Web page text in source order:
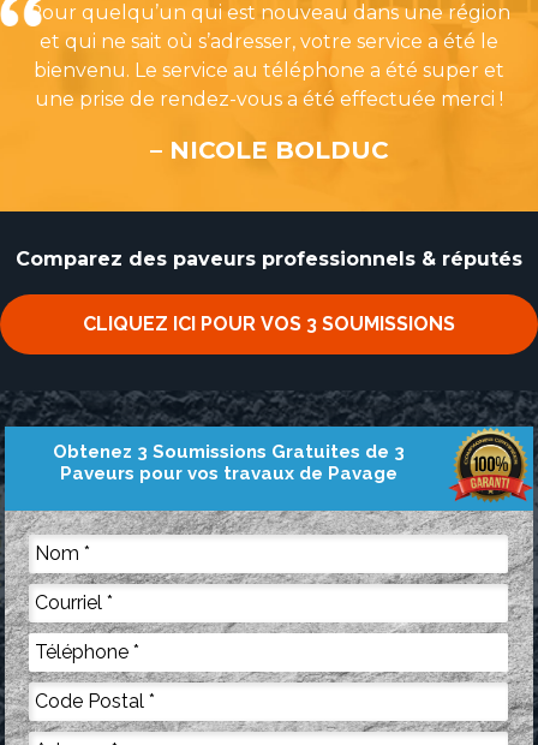
Pour quelqu’un qui est nouveau dans une région
et qui ne sait où s’adresser, votre service a été le
bienvenu. Le service au téléphone a été super et
une prise de rendez-vous a été effectuée merci !
– NICOLE BOLDUC
Comparez des paveurs professionnels & réputés
Obtenez 3 Soumissions Gratuites de 3
Paveurs pour vos travaux de Pavage